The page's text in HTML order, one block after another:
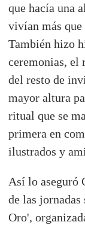
que hacía una
vivían más que
También hizo
ceremonias, el
del resto de
mayor altura
ritual que se
primera en
ilustrados y
Así lo aseguró
de las
Oro',